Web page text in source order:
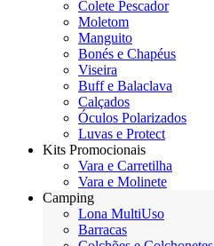
Colete Pescador
Moletom
Manguito
Bonés e Chapéus
Viseira
Buff e Balaclava
Calçados
Óculos Polarizados
Luvas e Protect
Kits Promocionais
Vara e Carretilha
Vara e Molinete
Camping
Lona MultiUso
Barracas